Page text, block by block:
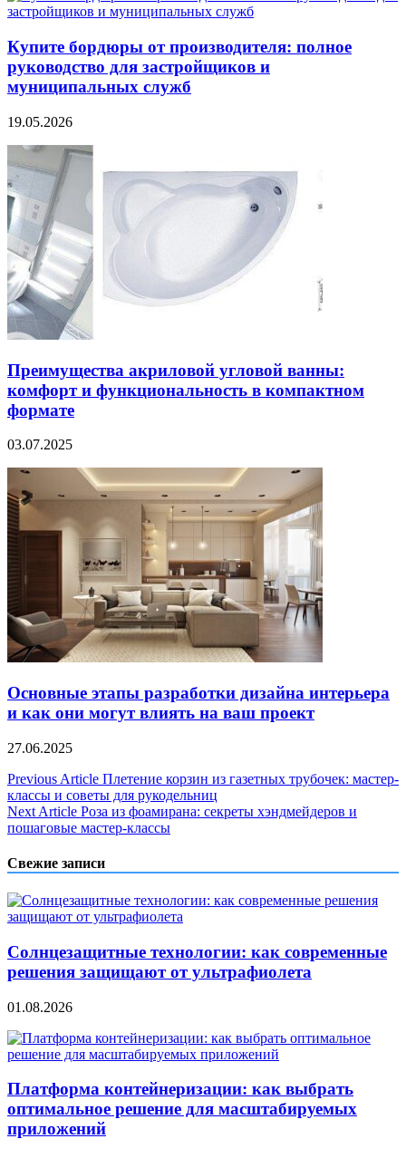
Купите бордюры от производителя: полное
руководство для застройщиков и
муниципальных служб
19.05.2026
Преимущества акриловой угловой ванны:
комфорт и функциональность в компактном
формате
03.07.2025
Основные этапы разработки дизайна интерьера
и как они могут влиять на ваш проект
27.06.2025
Навигация
по
записям
Previous Article Плетение корзин из газетных трубочек: мастер-
классы и советы для рукодельниц
Next Article Роза из фоамирана: секреты хэндмейдеров и
пошаговые мастер-классы
Свежие записи
Солнцезащитные технологии: как современные
решения защищают от ультрафиолета
01.08.2026
Платформа контейнеризации: как выбрать
оптимальное решение для масштабируемых
приложений